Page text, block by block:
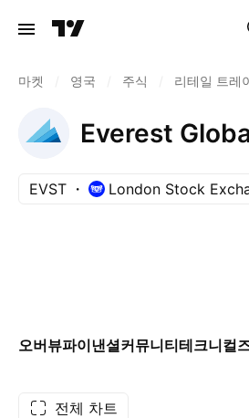
마켓 영국 주식 리테일 트레
Everest
EVST London Stock
오버뷰파이낸셜커뮤니티테크니컬
전체 차트